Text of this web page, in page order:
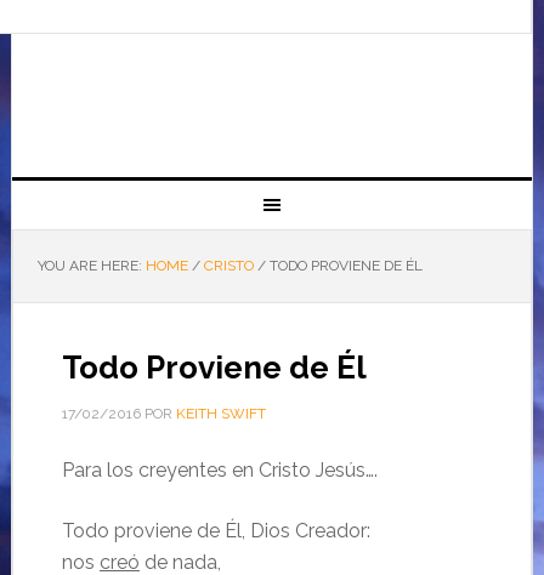
YOU ARE HERE: HOME / CRISTO /TODO PROVIENE DE ÉL
Todo Proviene de Él
17/02/2016POR KEITH SWIFT
Para los creyentes en Cristo Jesús….
Todo proviene de Él, Dios Creador:
nos creó de nada,